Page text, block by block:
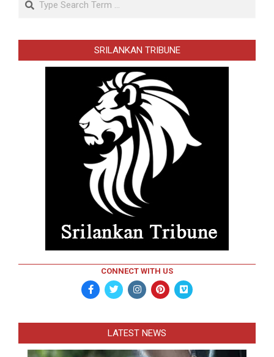
SRILANKAN TRIBUNE
CONNECT WITH US
LATEST NEWS